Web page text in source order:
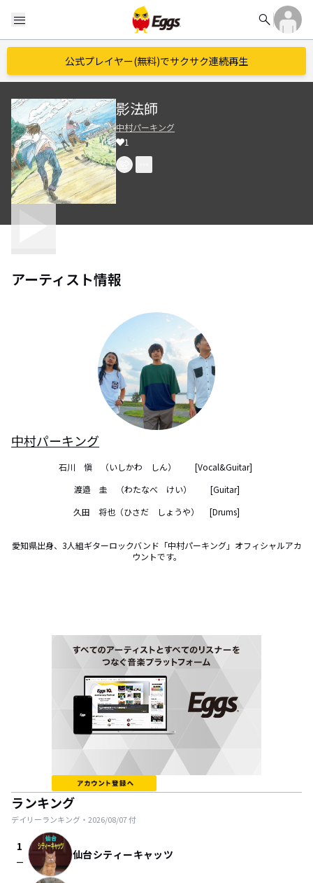
menu search
公式プレイヤー(無料)でサクサク連続再生
影法師
中村パーキング
1
アーティスト情報
中村パーキング
石川　愼　（いしかわ　しん）　　 [Vocal&Guitar]
渡邉　圭　（わたなべ　けい） 　　[Guitar]
久田　将也（ひさだ　しょうや） 　[Drums]
愛知県出身、3人組ギターロックバンド「中村パーキング」オフィシャルアカ
ウントです。
ランキング
デイリーランキング・ 2026/08/07付
1
check_indeterminate_small 仙台シティーキャッツ